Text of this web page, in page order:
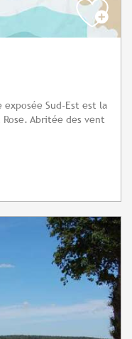
Sud-Est est la
Abritée des vent